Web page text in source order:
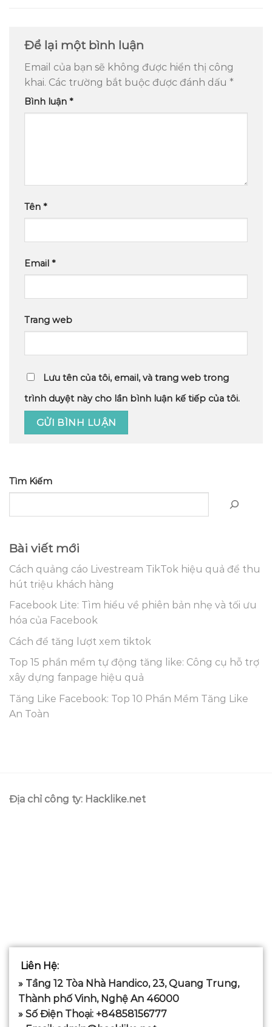
Để lại một bình luận
Email của bạn sẽ không được hiển thị công
khai. Các trường bắt buộc được đánh dấu *
Bình luận *
Tên *
Email *
Trang web
Lưu tên của tôi, email, và trang web trong
trình duyệt này cho lần bình luận kế tiếp của tôi.
Tìm Kiếm
Bài viết mới
Cách quảng cáo Livestream TikTok hiệu quả để thu
hút triệu khách hàng
Facebook Lite: Tìm hiểu về phiên bản nhẹ và tối ưu
hóa của Facebook
Cách để tăng lượt xem tiktok
Top 15 phần mềm tự động tăng like: Công cụ hỗ trợ
xây dựng fanpage hiệu quả
Tăng Like Facebook: Top 10 Phần Mềm Tăng Like
An Toàn
Địa chỉ công ty: Hacklike.net
Liên Hệ:
» Tầng 12 Tòa Nhà Handico, 23, Quang Trung,
Thành phố Vinh, Nghệ An 46000
» Số Điện Thoại: +84858156777